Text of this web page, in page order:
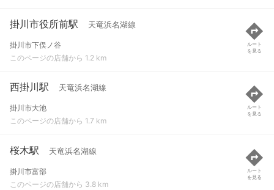
掛川市役所前駅 天竜浜名湖線
掛川市下俣ノ谷
このページの店舗から 1.2 km
ルート
を見る
西掛川駅 天竜浜名湖線
掛川市大池
このページの店舗から 1.7 km
ルート
を見る
桜木駅 天竜浜名湖線
掛川市富部
このページの店舗から 3.8 km
ルート
を見る